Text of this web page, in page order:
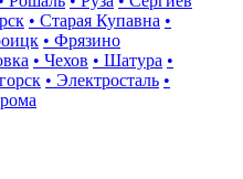
• Старая Купавна •
• Фрязино
• Чехов • Шатура •
• Электросталь •